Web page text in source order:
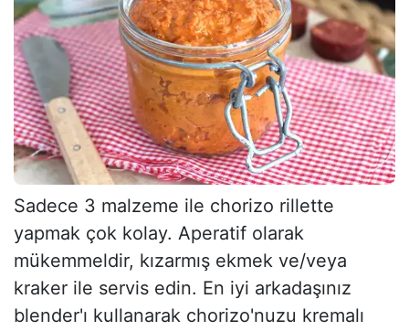
Sadece 3 malzeme ile chorizo rillette
yapmak çok kolay. Aperatif olarak
mükemmeldir, kızarmış ekmek ve/veya
kraker ile servis edin. En iyi arkadaşınız
blender'ı kullanarak chorizo'nuzu kremalı